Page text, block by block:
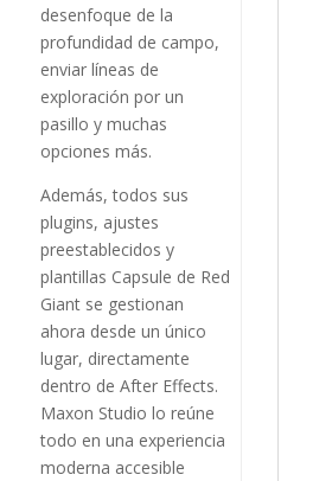
desenfoque de la
profundidad de campo,
enviar líneas de
exploración por un
pasillo y muchas
opciones más.
Además, todos sus
plugins, ajustes
preestablecidos y
plantillas Capsule de Red
Giant se gestionan
ahora desde un único
lugar, directamente
dentro de After Effects.
Maxon Studio lo reúne
todo en una experiencia
moderna accesible